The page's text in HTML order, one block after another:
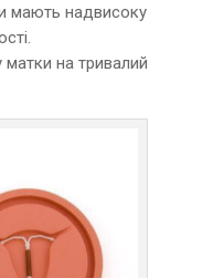
мають надвисоку
на тривалий